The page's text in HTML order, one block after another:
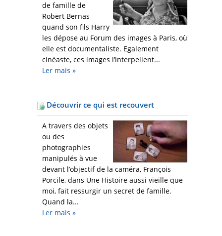
de famille de
Robert Bernas
quand son fils Harry
les dépose au Forum des images à Paris, où
elle est documentaliste. Egalement
cinéaste, ces images l’interpellent...
Ler mais »
Découvrir ce qui est recouvert
A travers des objets
ou des
photographies
manipulés à vue
devant l’objectif de la caméra, François
Porcile, dans Une Histoire aussi vieille que
moi, fait ressurgir un secret de famille.
Quand la...
Ler mais »